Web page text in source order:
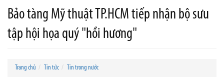
Bảo tàng Mỹ thuật TP.HCM tiếp nhận bộ sưu
tập hội họa quý "hồi hương"
Trang chủ Tin tức Tin trong nước